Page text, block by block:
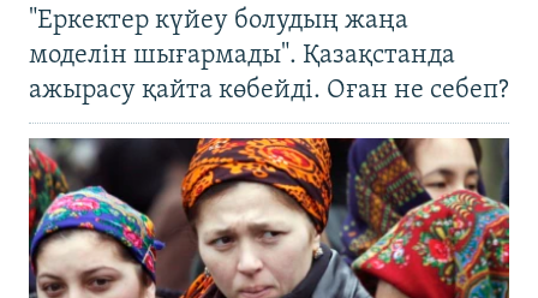
"Еркектер күйеу болудың жаңа
моделін шығармады". Қазақстанда
ажырасу қайта көбейді. Оған не себеп?